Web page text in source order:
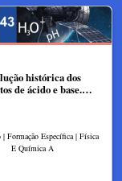
histórica dos
de ácido e base.…
| Formação Específica | Física
E Química A